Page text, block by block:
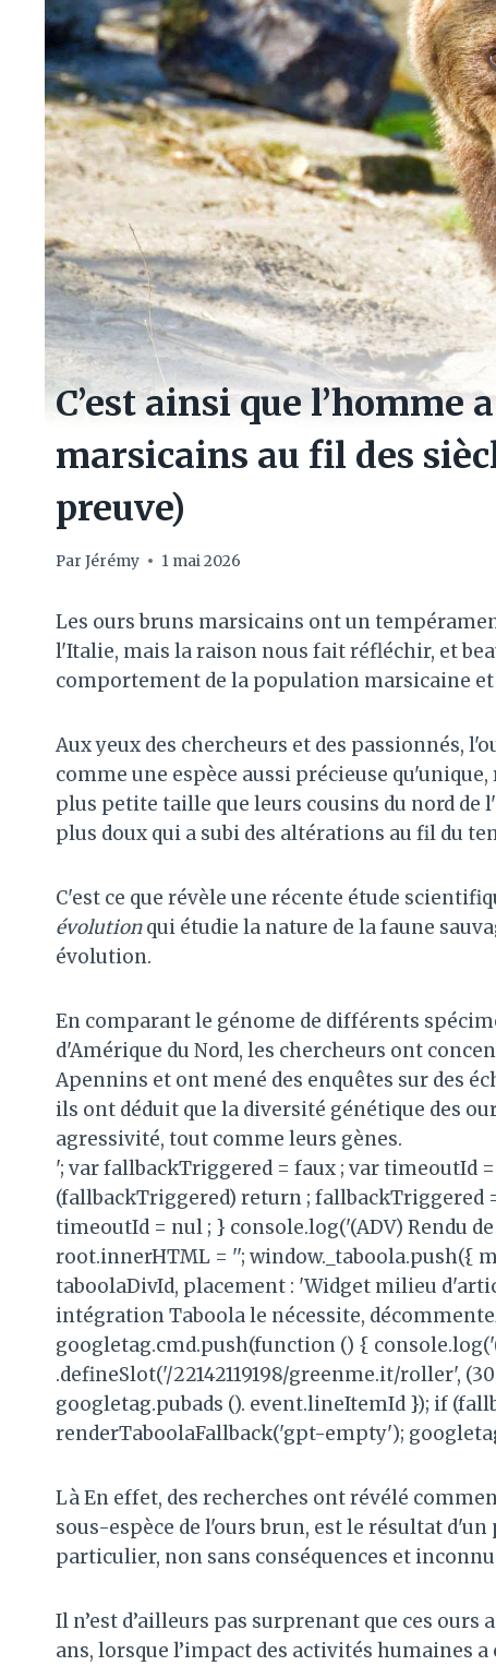
C’est ainsi que l’homme
marsicains au fil des
preuve)
Par Jérémy 1 mai 2026
Les ours bruns marsicains ont un
l'Italie, mais la raison nous fait réfléchir, et
comportement de la population marsicaine
Aux yeux des chercheurs et des passionnés,
comme une espèce aussi précieuse
plus petite taille que leurs cousins ​​du nord de
plus doux qui a subi des altérations au fil du
C'est ce que révèle une récente étude
évolutionqui étudie la nature de la faune
évolution.
En comparant le génome de différents
d'Amérique du Nord, les chercheurs ont
Apennins et ont mené des enquêtes sur des
ils ont déduit que la diversité génétique des
agressivité, tout comme leurs gènes.
'; var fallbackTriggered = faux ; var timeoutId
(fallbackTriggered) return ;
timeoutId = nul ; } console.log('(ADV) Rendu
root.innerHTML = ''; window._taboola.push({
taboolaDivId, placement : 'Widget milieu
intégration Taboola le nécessite,
googletag.cmd.push(function () {
.defineSlot('/22142119198/greenme.it/roller',
googletag.pubads (). event.lineItemId }); if
renderTaboolaFallback('gpt-empty');
LàEn effet, des recherches ont révélé
sous-espèce de l'ours brun, est le résultat
particulier, non sans conséquences et
Il n’est d’ailleurs pas surprenant que ces
ans, lorsque l’impact des activités humaines